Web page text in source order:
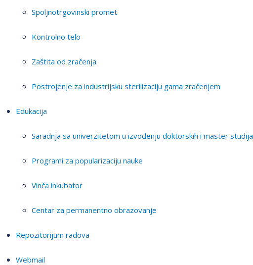
Spoljnotrgovinski promet
Kontrolno telo
Zaštita od zračenja
Postrojenje za industrijsku sterilizaciju gama zračenjem
Edukacija
Saradnja sa univerzitetom u izvođenju doktorskih i master studija
Programi za popularizaciju nauke
Vinča inkubator
Centar za permanentno obrazovanje
Repozitorijum radova
Webmail